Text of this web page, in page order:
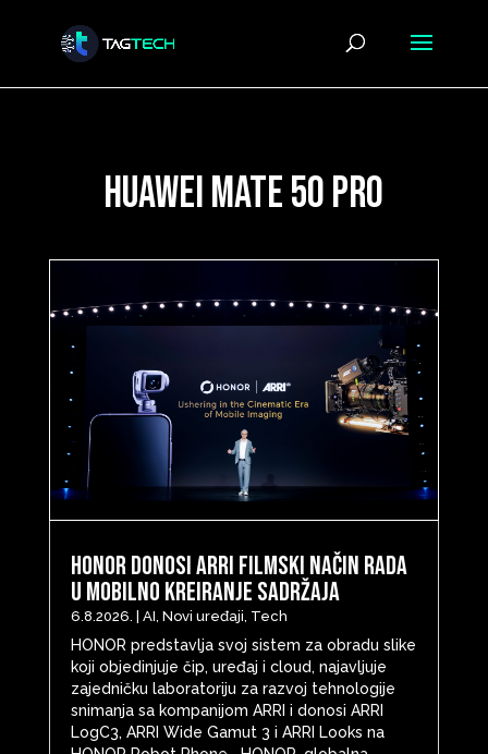
huawei mate 50 pro
HONOR donosi ARRI filmski način rada
u mobilno kreiranje sadržaja
6.8.2026. | AI Novi uređaji Tech
HONOR predstavlja svoj sistem za obradu slike
koji objedinjuje čip, uređaj i cloud, najavljuje
zajedničku laboratoriju za razvoj tehnologije
snimanja sa kompanijom ARRI i donosi ARRI
LogC3, ARRI Wide Gamut 3 i ARRI Looks na